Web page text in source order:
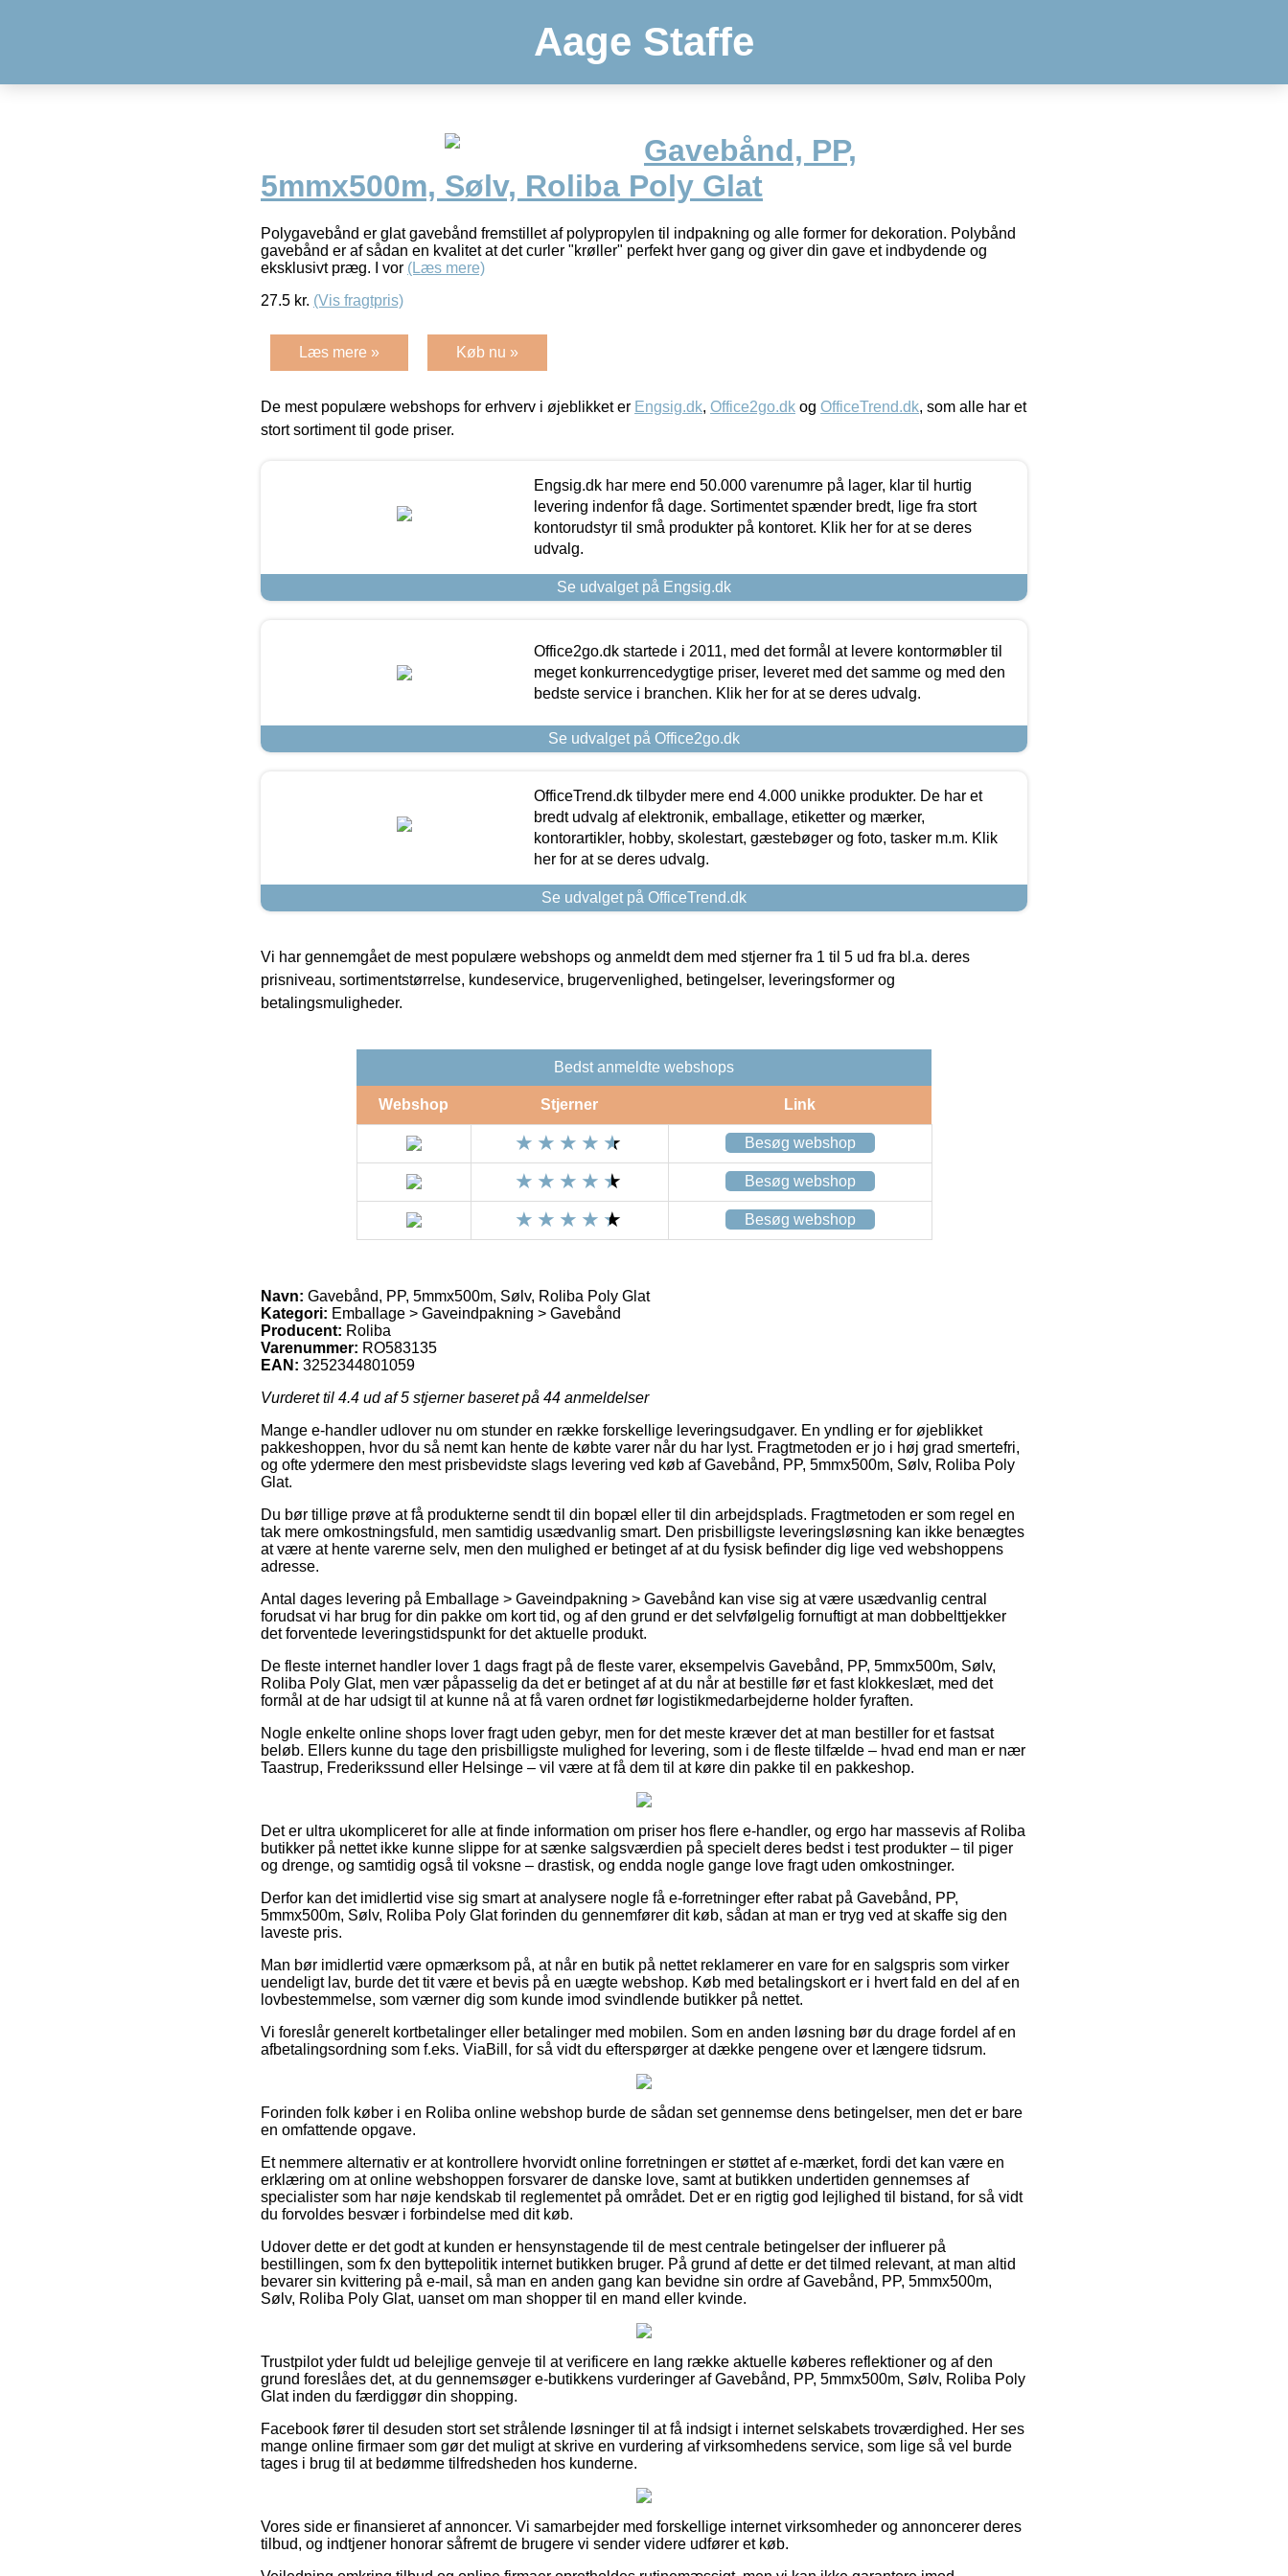
Aage Staffe
Gavebånd, PP,
5mmx500m, Sølv, Roliba Poly Glat
Polygavebånd er glat gavebånd fremstillet af polypropylen til indpakning og alle former for dekoration. Polybånd
gavebånd er af sådan en kvalitet at det curler "krøller" perfekt hver gang og giver din gave et indbydende og
eksklusivt præg. I vor (Læs mere)
27.5 kr. (Vis fragtpris)
Læs mere » Køb nu »
De mest populære webshops for erhverv i øjeblikket er Engsig.dk, Office2go.dk og OfficeTrend.dk, som alle har et
stort sortiment til gode priser.
Engsig.dk har mere end 50.000 varenumre på lager, klar til hurtig
levering indenfor få dage. Sortimentet spænder bredt, lige fra stort
kontorudstyr til små produkter på kontoret. Klik her for at se deres
udvalg.
Se udvalget på Engsig.dk
Office2go.dk startede i 2011, med det formål at levere kontormøbler til
meget konkurrencedygtige priser, leveret med det samme og med den
bedste service i branchen. Klik her for at se deres udvalg.
Se udvalget på Office2go.dk
OfficeTrend.dk tilbyder mere end 4.000 unikke produkter. De har et
bredt udvalg af elektronik, emballage, etiketter og mærker,
kontorartikler, hobby, skolestart, gæstebøger og foto, tasker m.m. Klik
her for at se deres udvalg.
Se udvalget på OfficeTrend.dk
Vi har gennemgået de mest populære webshops og anmeldt dem med stjerner fra 1 til 5 ud fra bl.a. deres
prisniveau, sortimentstørrelse, kundeservice, brugervenlighed, betingelser, leveringsformer og
betalingsmuligheder.
Bedst anmeldte webshops
Webshop Stjerner Link
Besøg webshop
Besøg webshop
Besøg webshop
Navn: Gavebånd, PP, 5mmx500m, Sølv, Roliba Poly Glat
Kategori: Emballage > Gaveindpakning > Gavebånd
Producent: Roliba
Varenummer: RO583135
EAN: 3252344801059
Vurderet til 4.4 ud af 5 stjerner baseret på 44 anmeldelser
Mange e-handler udlover nu om stunder en række forskellige leveringsudgaver. En yndling er for øjeblikket
pakkeshoppen, hvor du så nemt kan hente de købte varer når du har lyst. Fragtmetoden er jo i høj grad smertefri,
og ofte ydermere den mest prisbevidste slags levering ved køb af Gavebånd, PP, 5mmx500m, Sølv, Roliba Poly
Glat.
Du bør tillige prøve at få produkterne sendt til din bopæl eller til din arbejdsplads. Fragtmetoden er som regel en
tak mere omkostningsfuld, men samtidig usædvanlig smart. Den prisbilligste leveringsløsning kan ikke benægtes
at være at hente varerne selv, men den mulighed er betinget af at du fysisk befinder dig lige ved webshoppens
adresse.
Antal dages levering på Emballage > Gaveindpakning > Gavebånd kan vise sig at være usædvanlig central
forudsat vi har brug for din pakke om kort tid, og af den grund er det selvfølgelig fornuftigt at man dobbelttjekker
det forventede leveringstidspunkt for det aktuelle produkt.
De fleste internet handler lover 1 dags fragt på de fleste varer, eksempelvis Gavebånd, PP, 5mmx500m, Sølv,
Roliba Poly Glat, men vær påpasselig da det er betinget af at du når at bestille før et fast klokkeslæt, med det
formål at de har udsigt til at kunne nå at få varen ordnet før logistikmedarbejderne holder fyraften.
Nogle enkelte online shops lover fragt uden gebyr, men for det meste kræver det at man bestiller for et fastsat
beløb. Ellers kunne du tage den prisbilligste mulighed for levering, som i de fleste tilfælde – hvad end man er nær
Taastrup, Frederikssund eller Helsinge – vil være at få dem til at køre din pakke til en pakkeshop.
Det er ultra ukompliceret for alle at finde information om priser hos flere e-handler, og ergo har massevis af Roliba
butikker på nettet ikke kunne slippe for at sænke salgsværdien på specielt deres bedst i test produkter – til piger
og drenge, og samtidig også til voksne – drastisk, og endda nogle gange love fragt uden omkostninger.
Derfor kan det imidlertid vise sig smart at analysere nogle få e-forretninger efter rabat på Gavebånd, PP,
5mmx500m, Sølv, Roliba Poly Glat forinden du gennemfører dit køb, sådan at man er tryg ved at skaffe sig den
laveste pris.
Man bør imidlertid være opmærksom på, at når en butik på nettet reklamerer en vare for en salgspris som virker
uendeligt lav, burde det tit være et bevis på en uægte webshop. Køb med betalingskort er i hvert fald en del af en
lovbestemmelse, som værner dig som kunde imod svindlende butikker på nettet.
Vi foreslår generelt kortbetalinger eller betalinger med mobilen. Som en anden løsning bør du drage fordel af en
afbetalingsordning som f.eks. ViaBill, for så vidt du efterspørger at dække pengene over et længere tidsrum.
Forinden folk køber i en Roliba online webshop burde de sådan set gennemse dens betingelser, men det er bare
en omfattende opgave.
Et nemmere alternativ er at kontrollere hvorvidt online forretningen er støttet af e-mærket, fordi det kan være en
erklæring om at online webshoppen forsvarer de danske love, samt at butikken undertiden gennemses af
specialister som har nøje kendskab til reglementet på området. Det er en rigtig god lejlighed til bistand, for så vidt
du forvoldes besvær i forbindelse med dit køb.
Udover dette er det godt at kunden er hensynstagende til de mest centrale betingelser der influerer på
bestillingen, som fx den byttepolitik internet butikken bruger. På grund af dette er det tilmed relevant, at man altid
bevarer sin kvittering på e-mail, så man en anden gang kan bevidne sin ordre af Gavebånd, PP, 5mmx500m,
Sølv, Roliba Poly Glat, uanset om man shopper til en mand eller kvinde.
Trustpilot yder fuldt ud belejlige genveje til at verificere en lang række aktuelle køberes reflektioner og af den
grund foreslåes det, at du gennemsøger e-butikkens vurderinger af Gavebånd, PP, 5mmx500m, Sølv, Roliba Poly
Glat inden du færdiggør din shopping.
Facebook fører til desuden stort set strålende løsninger til at få indsigt i internet selskabets troværdighed. Her ses
mange online firmaer som gør det muligt at skrive en vurdering af virksomhedens service, som lige så vel burde
tages i brug til at bedømme tilfredsheden hos kunderne.
Vores side er finansieret af annoncer. Vi samarbejder med forskellige internet virksomheder og annoncerer deres
tilbud, og indtjener honorar såfremt de brugere vi sender videre udfører et køb.